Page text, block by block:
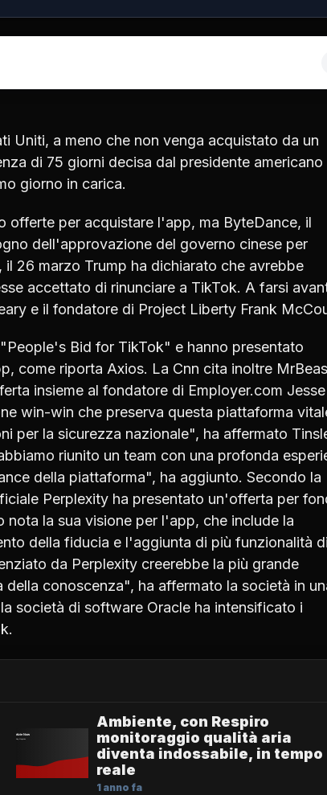
Uniti, a meno che non venga acquistato da un
di 75 giorni decisa dal presidente americano
giorno in carica.
offerte per acquistare l'app, ma ByteDance, il
dell'approvazione del governo cinese per
26 marzo Trump ha dichiarato che avrebbe
accettato di rinunciare a TikTok. A farsi
e il fondatore di Project Liberty Frank
Bid for TikTok" e hanno presentato
come riporta Axios. La Cnn cita inoltre
insieme al fondatore di Employer.com Jesse
win-win che preserva questa piattaforma
per la sicurezza nazionale", ha affermato
riunito un team con una profonda
della piattaforma", ha aggiunto. Secondo la
Perplexity ha presentato un'offerta per
nota la sua visione per l'app, che include la
della fiducia e l'aggiunta di più funzionalità
da Perplexity creerebbe la più grande
conoscenza", ha affermato la società in
società di software Oracle ha intensificato i
Ambiente, con Respiro
monitoraggio qualità aria
diventa indossabile, in tempo
reale
1 anno fa